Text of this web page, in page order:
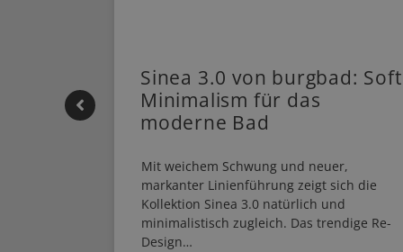
Sinea 3.0 von burgbad: Soft
Minimalism für das
moderne Bad
Mit weichem Schwung und neuer,
markanter Linienführung zeigt sich die
Kollektion Sinea 3.0 natürlich und
minimalistisch zugleich. Das trendige Re-
Design…